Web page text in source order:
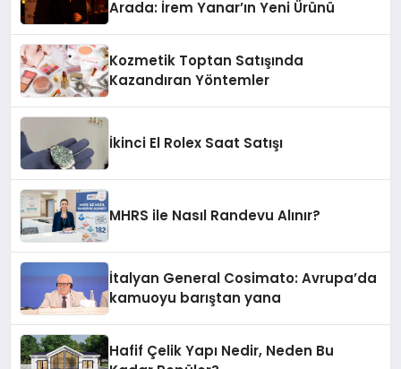
Arada: İrem Yanar’ın Yeni Ürünü
Kozmetik Toptan Satışında
Kazandıran Yöntemler
İkinci El Rolex Saat Satışı
MHRS ile Nasıl Randevu Alınır?
İtalyan General Cosimato: Avrupa’da
kamuoyu barıştan yana
Hafif Çelik Yapı Nedir, Neden Bu